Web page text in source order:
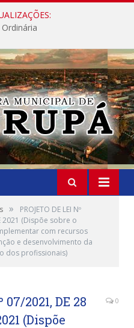
Ordinária
»
PROJETO DE LEI Nº
2021 (Dispõe sobre o
com recursos
e desenvolvimento da
dos profissionais)
07/2021, DE 28
(Dispõe
0